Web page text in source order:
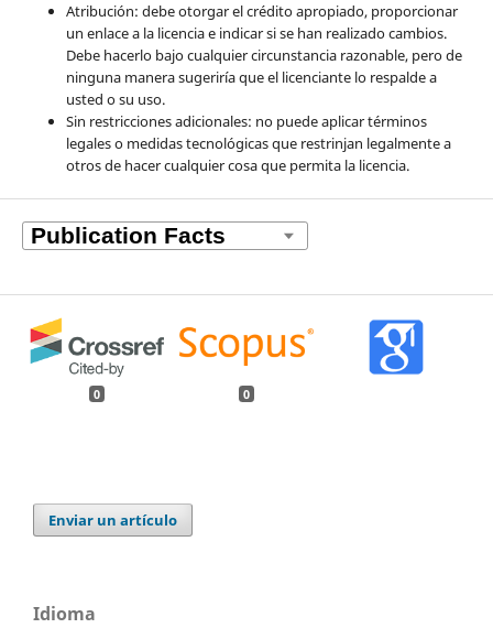
Atribución: debe otorgar el crédito apropiado, proporcionar
un enlace a la licencia e indicar si se han realizado cambios.
Debe hacerlo bajo cualquier circunstancia razonable, pero de
ninguna manera sugeriría que el licenciante lo respalde a
usted o su uso.
Sin restricciones adicionales: no puede aplicar términos
legales o medidas tecnológicas que restrinjan legalmente a
otros de hacer cualquier cosa que permita la licencia.
0 0
Enviar un artículo
Idioma